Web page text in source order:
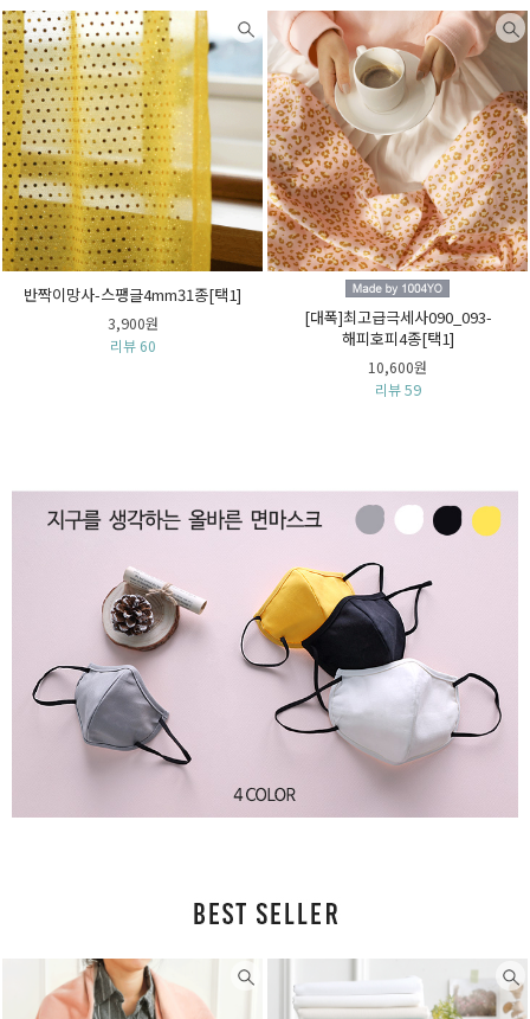
반짝이망사-스팽글4mm31종[택1]
3,900원
리뷰 60
[대폭]최고급극세사090_093-
해피호피4종[택1]
10,600원
리뷰 59